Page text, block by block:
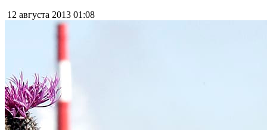
12 августа 2013 01:08